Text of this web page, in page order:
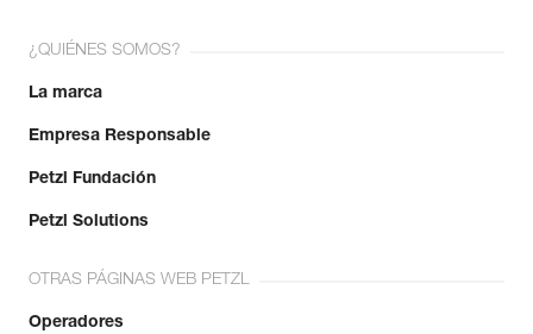
¿QUIÉNES SOMOS?
La marca
Empresa Responsable
Petzl Fundación
Petzl Solutions
OTRAS PÁGINAS WEB PETZL
Operadores